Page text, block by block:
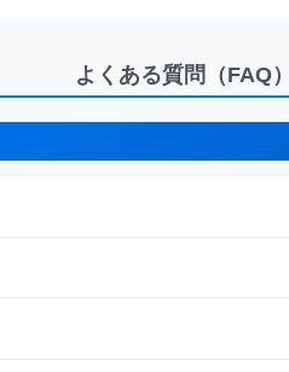
よくある質問（FAQ）